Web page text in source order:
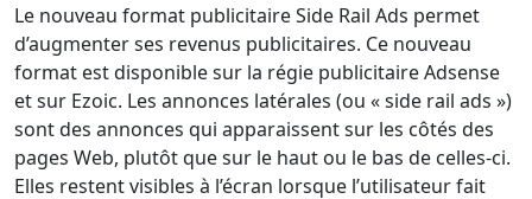
Le nouveau format publicitaire Side Rail Ads permet
d’augmenter ses revenus publicitaires. Ce nouveau
format est disponible sur la régie publicitaire Adsense
et sur Ezoic. Les annonces latérales (ou « side rail ads »)
sont des annonces qui apparaissent sur les côtés des
pages Web, plutôt que sur le haut ou le bas de celles-ci.
Elles restent visibles à l’écran lorsque l’utilisateur fait